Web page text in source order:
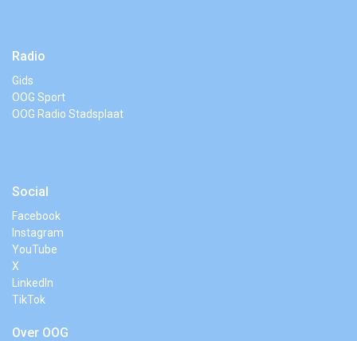
Radio
Gids
OOG Sport
OOG Radio Stadsplaat
Social
Facebook
Instagram
YouTube
X
LinkedIn
TikTok
Over OOG